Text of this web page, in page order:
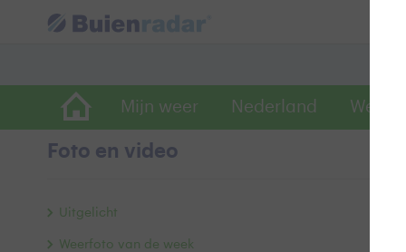
Mijn weer Nederland
Foto en video
Uitgelicht
Weerfoto van de week